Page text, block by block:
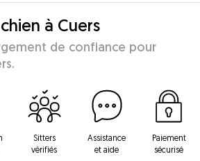
à Cuers
de confiance pour
Sitters
vérifiés
Assistance
et aide
Paiement
sécurisé